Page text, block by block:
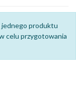
jednego produktu
celu przygotowania